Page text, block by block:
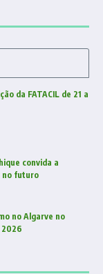
da FATACIL de 21 a
convida a
no futuro
no Algarve no
2026